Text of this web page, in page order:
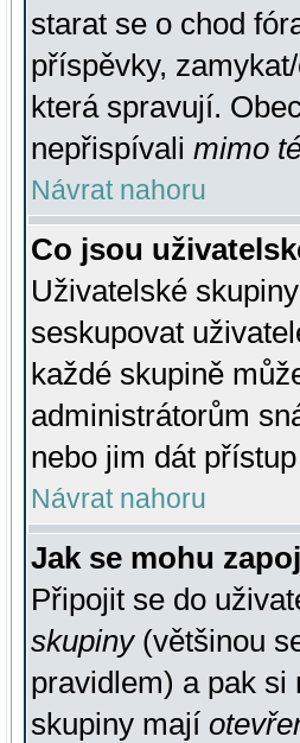
starat se o chod
příspěvky,
která spravují.
nepřispívali mimo
Návrat nahoru
Co jsou
Uživatelské
seskupovat
každé skupině
administrátorům
nebo jim dát
Návrat nahoru
Jak se mohu
Připojit se do
skupiny(většinou
pravidlem) a pak si
skupiny mají